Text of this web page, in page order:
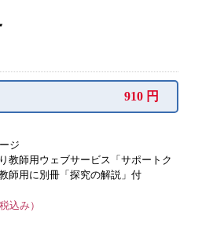
910 円
ジ
教師用ウェブサービス「サポートク
師用に別冊「探究の解説」付
込み）